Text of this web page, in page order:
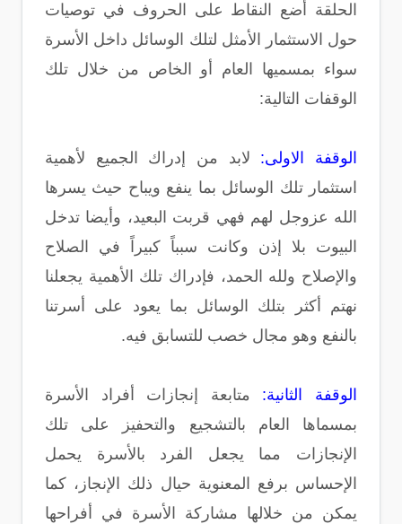
الحلقة أضع النقاط على الحروف في توصيات
حول الاستثمار الأمثل لتلك الوسائل داخل الأسرة
سواء بمسميها العام أو الخاص من خلال تلك
الوقفات التالية:
الوقفة الاولى: لابد من إدراك الجميع لأهمية
استثمار تلك الوسائل بما ينفع ويباح حيث يسرها
الله عزوجل لهم فهي قربت البعيد، وأيضا تدخل
البيوت بلا إذن وكانت سبباً كبيراً في الصلاح
والإصلاح ولله الحمد، فإدراك تلك الأهمية يجعلنا
نهتم أكثر بتلك الوسائل بما يعود على أسرتنا
بالنفع وهو مجال خصب للتسابق فيه.
الوقفة الثانية: متابعة إنجازات أفراد الأسرة
بمسماها العام بالتشجيع والتحفيز على تلك
الإنجازات مما يجعل الفرد بالأسرة يحمل
الإحساس برفع المعنوية حيال ذلك الإنجاز، كما
يمكن من خلالها مشاركة الأسرة في أفراحها